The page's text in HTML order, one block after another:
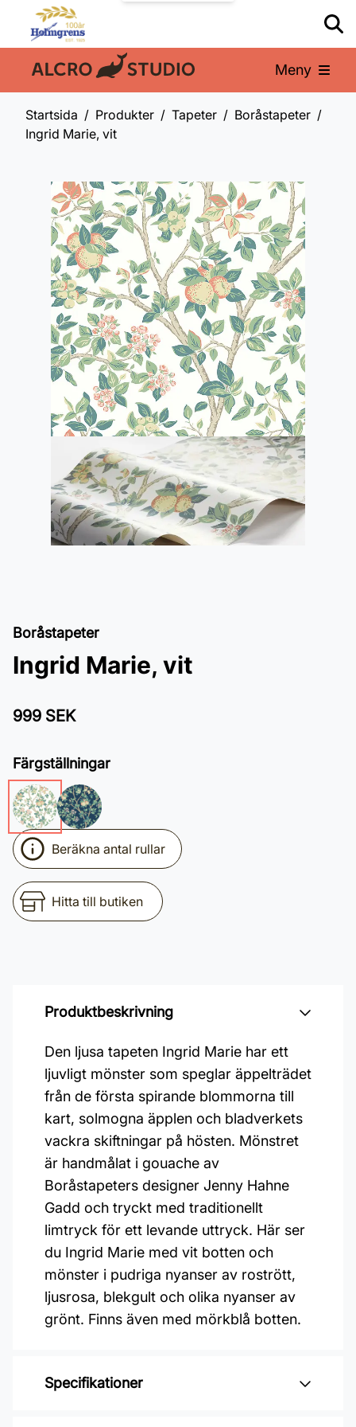
En del av: Meny
Startsida Produkter Tapeter
Boråstapeter
Ingrid Marie, vit
Boråstapeter
Ingrid Marie, vit
999 SEK
Färgställningar
Beräkna antal rullar
Hitta till butiken
Produktbeskrivning
Den ljusa tapeten Ingrid Marie har ett
ljuvligt mönster som speglar äppelträdet
från de första spirande blommorna till
kart, solmogna äpplen och bladverkets
vackra skiftningar på hösten. Mönstret
är handmålat i gouache av
Boråstapeters designer Jenny Hahne
Gadd och tryckt med traditionellt
limtryck för ett levande uttryck. Här ser
du Ingrid Marie med vit botten och
mönster i pudriga nyanser av rostrött,
ljusrosa, blekgult och olika nyanser av
grönt. Finns även med mörkblå botten.
Specifikationer